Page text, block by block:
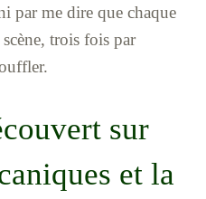
par me dire que chaque
trois fois par
sur
et la